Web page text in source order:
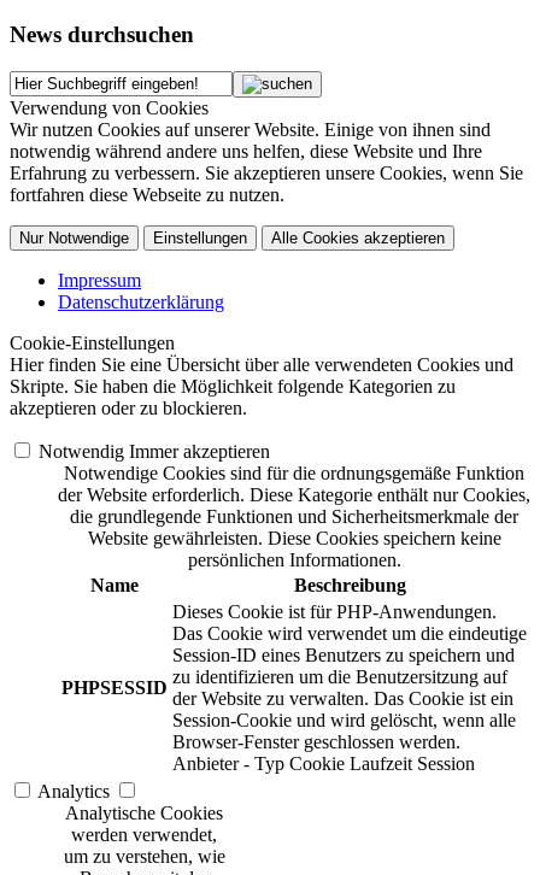
News durchsuchen
Verwendung von Cookies
Wir nutzen Cookies auf unserer Website. Einige von ihnen sind
notwendig während andere uns helfen, diese Website und Ihre
Erfahrung zu verbessern. Sie akzeptieren unsere Cookies, wenn Sie
fortfahren diese Webseite zu nutzen.
Nur Notwendige Einstellungen Alle Cookies akzeptieren
Impressum
Datenschutzerklärung
Cookie-Einstellungen
Hier finden Sie eine Übersicht über alle verwendeten Cookies und
Skripte. Sie haben die Möglichkeit folgende Kategorien zu
akzeptieren oder zu blockieren.
Notwendig Immer akzeptieren
Notwendige Cookies sind für die ordnungsgemäße Funktion
der Website erforderlich. Diese Kategorie enthält nur Cookies,
die grundlegende Funktionen und Sicherheitsmerkmale der
Website gewährleisten. Diese Cookies speichern keine
persönlichen Informationen.
Name
Beschreibung
PHPSESSID
Dieses Cookie ist für PHP-Anwendungen.
Das Cookie wird verwendet um die eindeutige
Session-ID eines Benutzers zu speichern und
zu identifizieren um die Benutzersitzung auf
der Website zu verwalten. Das Cookie ist ein
Session-Cookie und wird gelöscht, wenn alle
Browser-Fenster geschlossen werden.
Anbieter - Typ Cookie Laufzeit Session
Analytics
Analytische Cookies
werden verwendet,
um zu verstehen, wie